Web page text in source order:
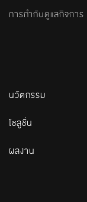
การกำกับดูแลกิจการ
นวัตกรรม
โซลูชั่น
ผลงาน